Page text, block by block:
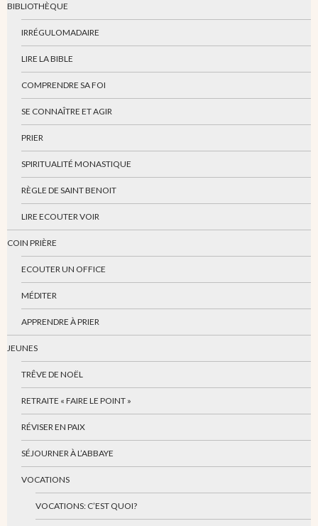
BIBLIOTHÈQUE
IRRÉGULOMADAIRE
LIRE LA BIBLE
COMPRENDRE SA FOI
SE CONNAÎTRE ET AGIR
PRIER
SPIRITUALITÉ MONASTIQUE
RÈGLE DE SAINT BENOIT
LIRE ECOUTER VOIR
COIN PRIÈRE
ECOUTER UN OFFICE
MÉDITER
APPRENDRE À PRIER
JEUNES
TRÊVE DE NOËL
RETRAITE « FAIRE LE POINT »
RÉVISER EN PAIX
SÉJOURNER À L’ABBAYE
VOCATIONS
VOCATIONS: C’EST QUOI?